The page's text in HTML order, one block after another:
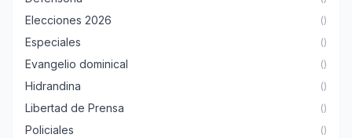
Elecciones 2026 ()
Especiales ()
Evangelio dominical ()
Hidrandina ()
Libertad de Prensa ()
Policiales ()